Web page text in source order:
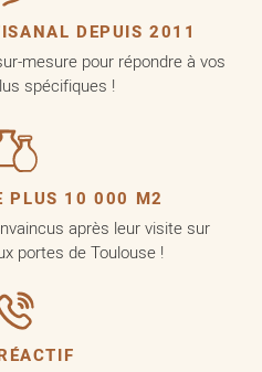
DEPUIS 2011
mesure pour répondre à vos
spécifiques !
PLUS 10 000 M2
après leur visite sur
portes de Toulouse !